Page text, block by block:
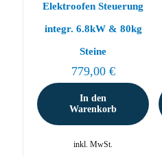
Elektroofen Steuerung
integr. 6.8kW & 80kg
Steine
779,00 €
In den
Warenkorb
inkl. MwSt.